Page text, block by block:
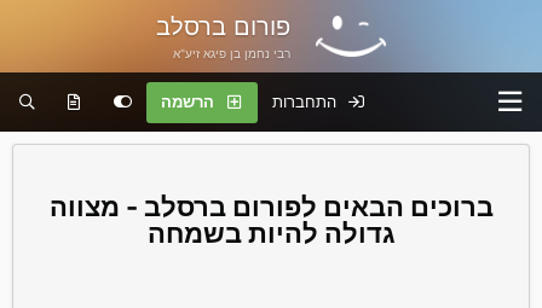
פורום ברסלב
רבי נחמן בן פיגא זיע"א
התחברות הרשמה
פורום ברסלב - מצווה
גדולה להיות בשמחה